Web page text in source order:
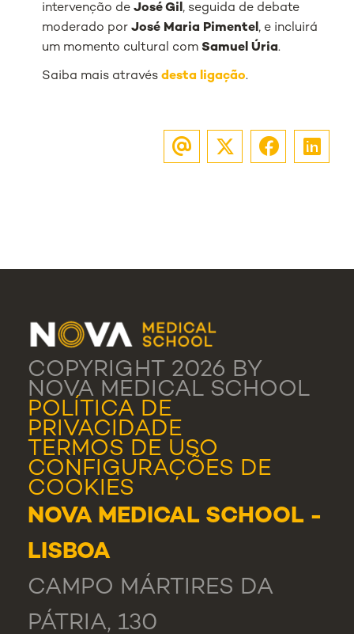
intervenção deJosé Gil, seguida de debate
moderado porJosé Maria Pimentel, e incluirá
um momento cultural comSamuel Úria.
Saiba mais atravésdesta ligação.
COPYRIGHT 2026 BY
NOVA MEDICAL SCHOOL
POLÍTICA DE
PRIVACIDADE
TERMOS DE USO
CONFIGURAÇÕES DE
COOKIES
NOVA MEDICAL SCHOOL -
LISBOA
CAMPO MÁRTIRES DA
PÁTRIA, 130